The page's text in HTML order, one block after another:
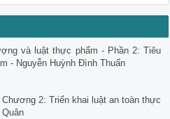
và luật thực phẩm - Phần 2: Tiêu
- Nguyễn Huỳnh Đình Thuấn
2: Triển khai luật an toàn thực